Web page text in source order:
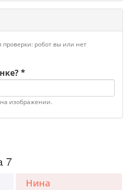
робот вы или нет
*
изображении.
7
Нина